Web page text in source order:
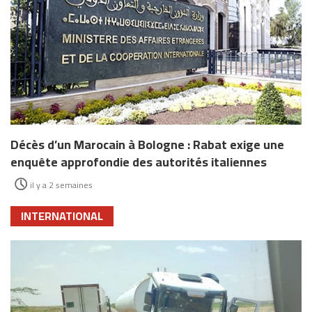
Décès d’un Marocain à Bologne : Rabat exige une
enquête approfondie des autorités italiennes
il y a 2 semaines
INTERNATIONAL